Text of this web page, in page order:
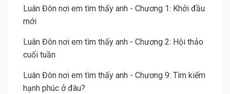
Luân Đôn nơi em tìm thấy anh - Chương 1: Khởi đầu
mới
Luân Đôn nơi em tìm thấy anh - Chương 2: Hội thảo
cuối tuần
Luân Đôn nơi em tìm thấy anh - Chương 9: Tìm kiếm
hạnh phúc ở đâu?